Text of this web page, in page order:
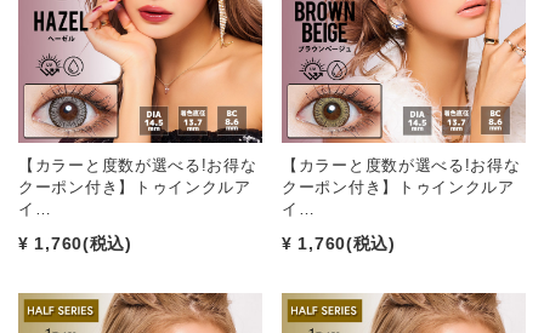
【カラーと度数が選べる!お得な
クーポン付き】トゥインクルア
イ…
¥ 1,760(税込)
【カラーと度数が選べる!お得な
クーポン付き】トゥインクルア
イ…
¥ 1,760(税込)